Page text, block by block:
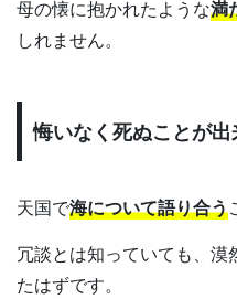
母の懐に抱かれたような満
しれません。
悔いなく死ぬことが出
天国で海について語り合う
冗談とは知っていても、
たはずです。